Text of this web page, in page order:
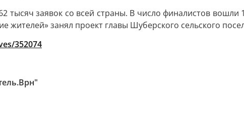
тысяч заявок со всей страны. В число финалистов
жителей» занял проект главы Шуберского сельского
352074